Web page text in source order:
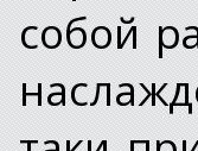
собой